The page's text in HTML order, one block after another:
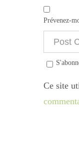
Prévenez-
Ce site